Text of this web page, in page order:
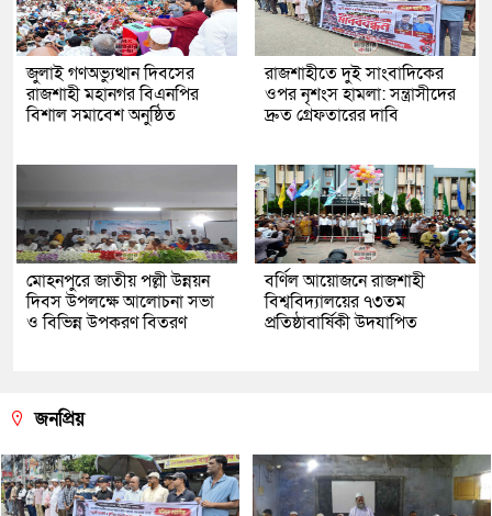
জুলাই গণঅভ্যুত্থান দিবসের
রাজশাহী মহানগর বিএনপির
বিশাল সমাবেশ অনুষ্ঠিত
রাজশাহীতে দুই সাংবাদিকের
ওপর নৃশংস হামলা: সন্ত্রাসীদের
দ্রুত গ্রেফতারের দাবি
মোহনপুরে জাতীয় পল্লী উন্নয়ন
দিবস উপলক্ষে আলোচনা সভা
ও বিভিন্ন উপকরণ বিতরণ
বর্ণিল আয়োজনে রাজশাহী
বিশ্ববিদ্যালয়ের ৭৩তম
প্রতিষ্ঠাবার্ষিকী উদযাপিত
জনপ্রিয়